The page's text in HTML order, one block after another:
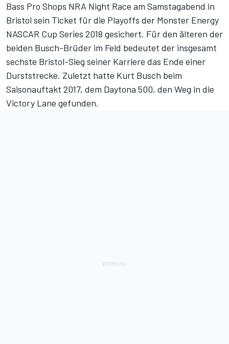
Bass Pro Shops NRA Night Race am Samstagabend in
Bristol sein Ticket für die Playoffs der Monster Energy
NASCAR Cup Series 2018 gesichert. Für den älteren der
beiden Busch-Brüder im Feld bedeutet der insgesamt
sechste Bristol-Sieg seiner Karriere das Ende einer
Durststrecke. Zuletzt hatte Kurt Busch beim
Saisonauftakt 2017, dem Daytona 500, den Weg in die
Victory Lane gefunden.